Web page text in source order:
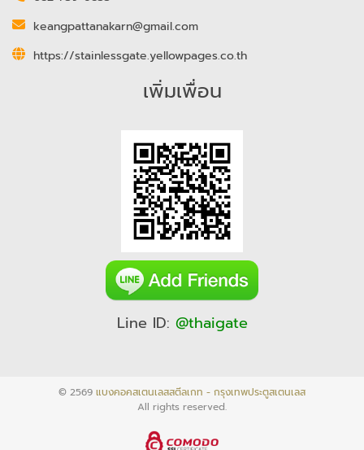
keangpattanakarn@gmail.com
https://stainlessgate.yellowpages.co.th
เพิ่มเพื่อน
Line ID: @thaigate
© 2569 แบงคอคสเตนเลสสตีลเกท - กรุงเทพประตูสเตนเลส
All rights reserved.